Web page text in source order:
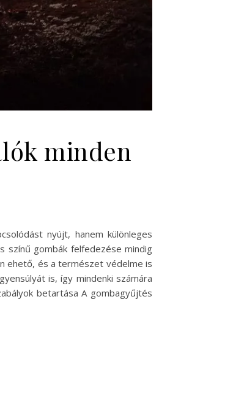
minden
nyújt, hanem különleges
színű gombák felfedezése mindig
ehető, és a természet védelme is
is, így mindenki számára
betartása A gombagyűjtés